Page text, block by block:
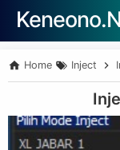
Home Inject